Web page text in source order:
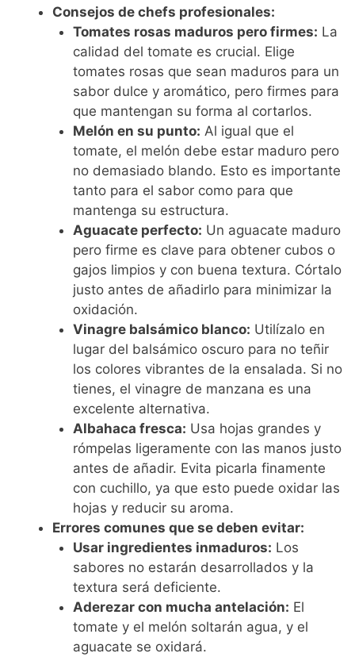
Consejos de chefs profesionales:
Tomates rosas maduros pero firmes: La
calidad del tomate es crucial. Elige
tomates rosas que sean maduros para un
sabor dulce y aromático, pero firmes para
que mantengan su forma al cortarlos.
Melón en su punto: Al igual que el
tomate, el melón debe estar maduro pero
no demasiado blando. Esto es importante
tanto para el sabor como para que
mantenga su estructura.
Aguacate perfecto: Un aguacate maduro
pero firme es clave para obtener cubos o
gajos limpios y con buena textura. Córtalo
justo antes de añadirlo para minimizar la
oxidación.
Vinagre balsámico blanco: Utilízalo en
lugar del balsámico oscuro para no teñir
los colores vibrantes de la ensalada. Si no
tienes, el vinagre de manzana es una
excelente alternativa.
Albahaca fresca: Usa hojas grandes y
rómpelas ligeramente con las manos justo
antes de añadir. Evita picarla finamente
con cuchillo, ya que esto puede oxidar las
hojas y reducir su aroma.
Errores comunes que se deben evitar:
Usar ingredientes inmaduros: Los
sabores no estarán desarrollados y la
textura será deficiente.
Aderezar con mucha antelación: El
tomate y el melón soltarán agua, y el
aguacate se oxidará.